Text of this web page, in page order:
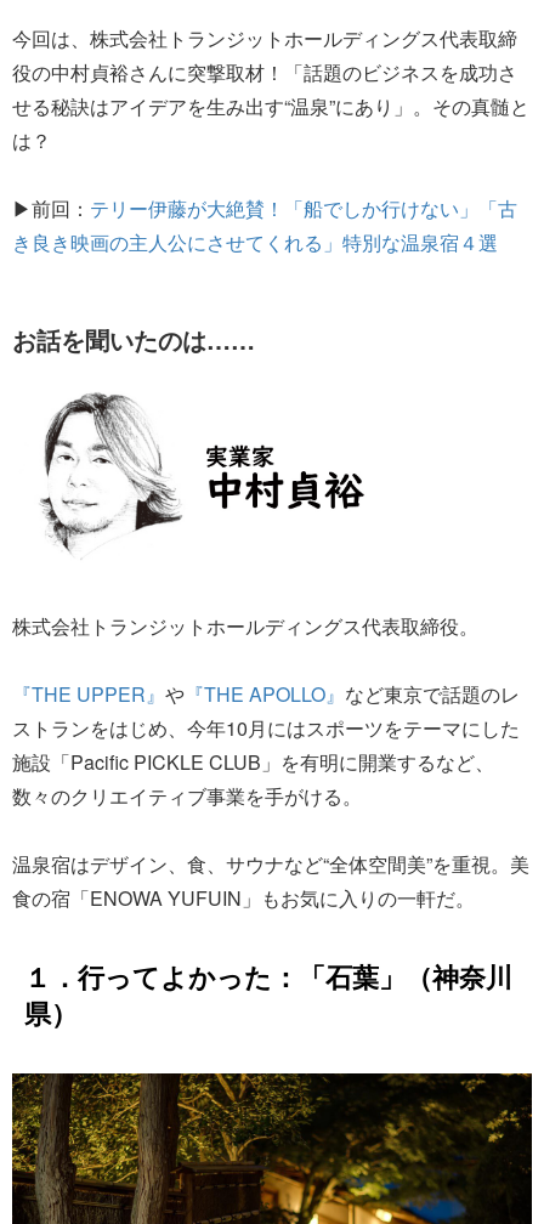
今回は、株式会社トランジットホールディングス代表取締
役の中村貞裕さんに突撃取材！「話題のビジネスを成功さ
せる秘訣はアイデアを生み出す“温泉”にあり」。その真髄と
は？
▶前回： テリー伊藤が大絶賛！「船でしか行けない」「古
き良き映画の主人公にさせてくれる」特別な温泉宿４選
お話を聞いたのは……
株式会社トランジットホールディングス代表取締役。
『THE UPPER』 や 『THE APOLLO』 など東京で話題のレ
ストランをはじめ、今年10月にはスポーツをテーマにした
施設「Pacific PICKLE CLUB」を有明に開業するなど、
数々のクリエイティブ事業を手がける。
温泉宿はデザイン、食、サウナなど“全体空間美”を重視。美
食の宿「ENOWA YUFUIN」もお気に入りの一軒だ。
１．行ってよかった：「石葉」（神奈川
県）